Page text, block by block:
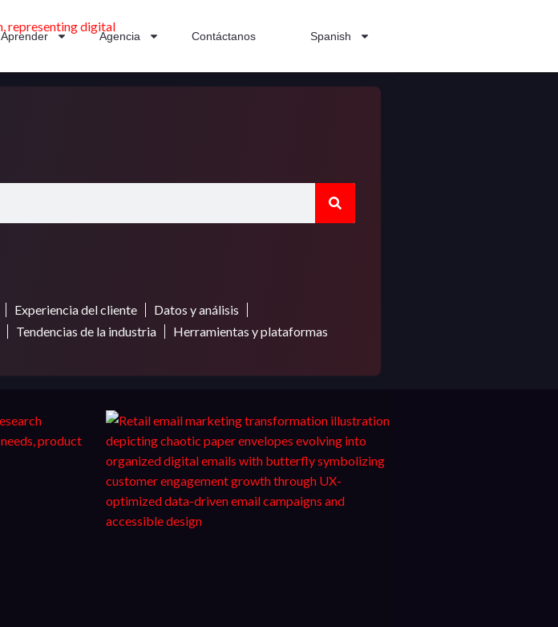
Aprender Agencia Contáctanos Spanish
Experiencia del cliente
Datos y análisis
Tendencias de la industria Herramientas y plataformas